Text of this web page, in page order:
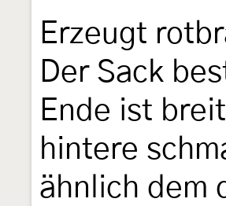
Erzeugt
Der Sack
Ende ist
hintere
ähnlich dem